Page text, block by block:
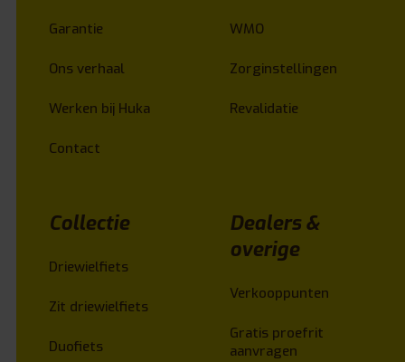
Garantie
Ons verhaal
Werken bij Huka
Contact
WMO
Zorginstellingen
Revalidatie
Collectie
Driewielfiets
Zit driewielfiets
Duofiets
Dealers &
overige
Verkooppunten
Gratis proefrit
aanvragen